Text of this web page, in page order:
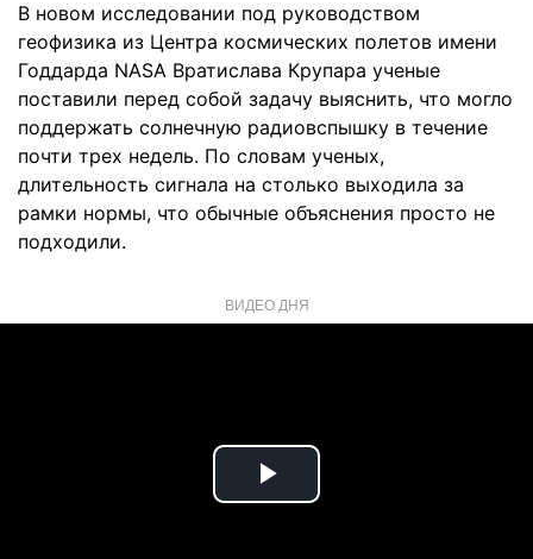
В новом исследовании под руководством
геофизика из Центра космических полетов имени
Годдарда NASA Вратислава Крупара ученые
поставили перед собой задачу выяснить, что могло
поддержать солнечную радиовспышку в течение
почти трех недель. По словам ученых,
длительность сигнала на столько выходила за
рамки нормы, что обычные объяснения просто не
подходили.
ВИДЕО ДНЯ
Play